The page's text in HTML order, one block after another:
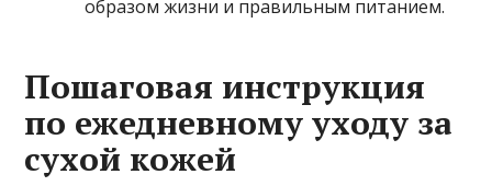
образом жизни и правильным питанием.
Пошаговая инструкция
по ежедневному уходу за
сухой кожей